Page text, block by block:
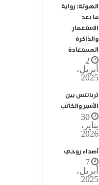
الهوتة: رواية
ما بعد
الاستعمار
والذاكرة
المستعادة
2
أبريل،
2025
ثربانتس بين
الأسير والكاتب
30
يناير،
2026
أصداء روحي
7
أبريل،
2025